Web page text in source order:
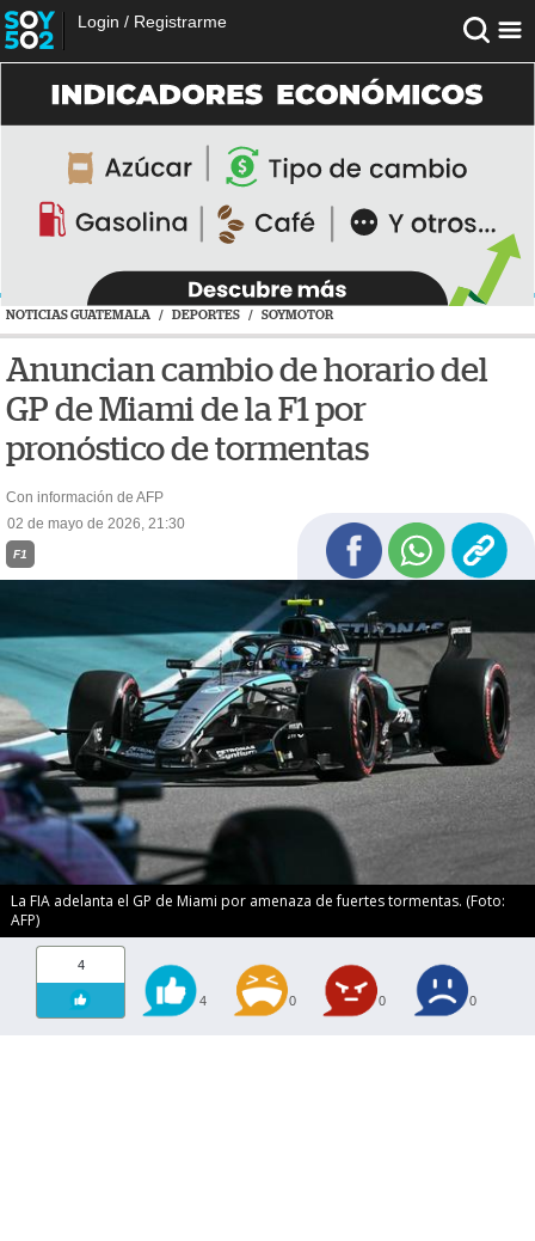
Login / Registrarme
NOTICIAS GUATEMALA / DEPORTES / SOYMOTOR
Anuncian cambio de horario del
GP de Miami de la F1 por
pronóstico de tormentas
Con información de AFP
02 de mayo de 2026, 21:30
F1
La FIA adelanta el GP de Miami por amenaza de fuertes tormentas. (Foto:
AFP)
4
4 0 0 0